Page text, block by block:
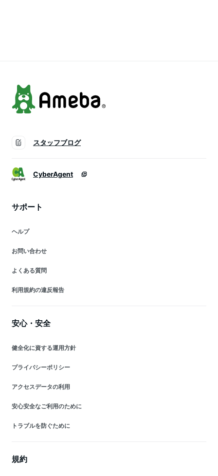
スタッフブログ
CyberAgent
サポート
ヘルプ
お問い合わせ
よくある質問
利用規約の違反報告
安心・安全
健全化に資する運用方針
プライバシーポリシー
アクセスデータの利用
安心安全なご利用のために
トラブルを防ぐために
規約